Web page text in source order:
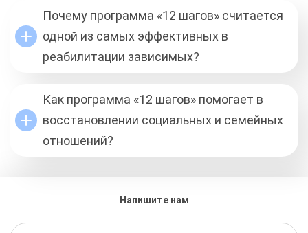
Почему программа «12 шагов» считается
одной из самых эффективных в
реабилитации зависимых?
Как программа «12 шагов» помогает в
восстановлении социальных и семейных
отношений?
Напишите нам